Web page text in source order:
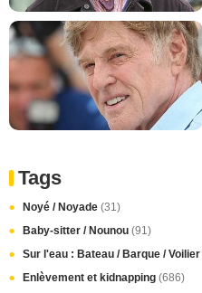
Tags
Noyé / Noyade (31)
Baby-sitter / Nounou (91)
Sur l'eau : Bateau / Barque / Voilier
Enlèvement et kidnapping (686)